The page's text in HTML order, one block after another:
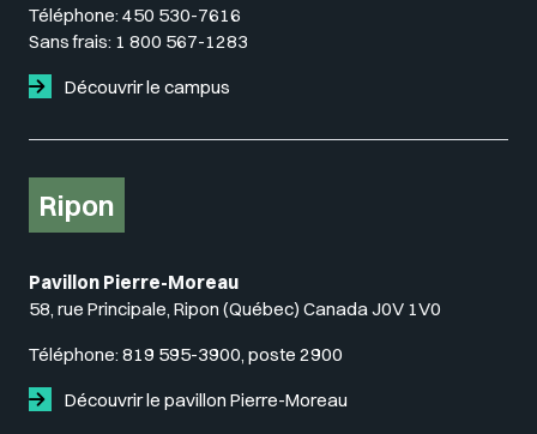
Téléphone: 450 530-7616
Sans frais: 1 800 567-1283
Découvrir le campus
Ripon
Pavillon Pierre-Moreau
58, rue Principale, Ripon (Québec) Canada J0V 1V0
Téléphone: 819 595-3900, poste 2900
Découvrir le pavillon Pierre-Moreau